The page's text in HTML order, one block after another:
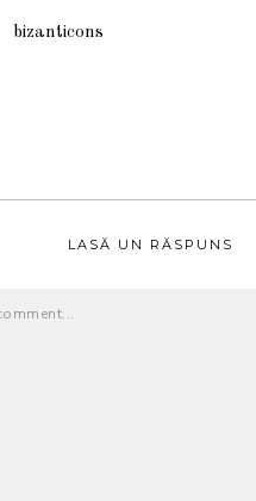
bizanticons
LASĂ UN RĂSPUNS